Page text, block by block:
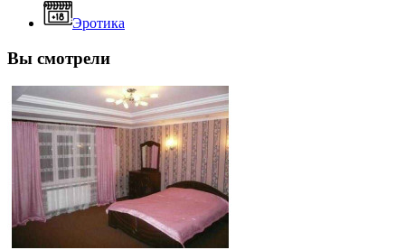
Эротика
Вы смотрели